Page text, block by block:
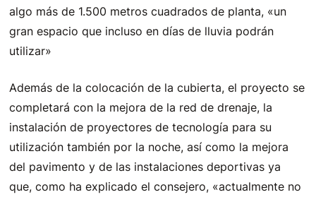
algo más de 1.500 metros cuadrados de planta, «un
gran espacio que incluso en días de lluvia podrán
utilizar»
Además de la colocación de la cubierta, el proyecto se
completará con la mejora de la red de drenaje, la
instalación de proyectores de tecnología para su
utilización también por la noche, así como la mejora
del pavimento y de las instalaciones deportivas ya
que, como ha explicado el consejero, «actualmente no